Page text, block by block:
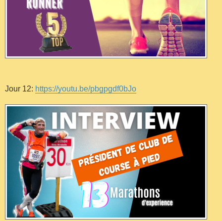
Jour 12: https://youtu.be/pbgpgdf0bJo